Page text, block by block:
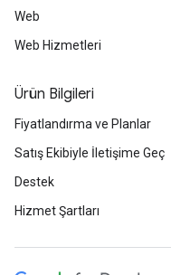
Web
Web Hizmetleri
Ürün Bilgileri
Fiyatlandırma ve Planlar
Satış Ekibiyle İletişime Geç
Destek
Hizmet Şartları